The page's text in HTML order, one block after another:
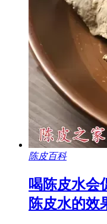
陈皮百科
喝陈皮水会
陈皮水的效